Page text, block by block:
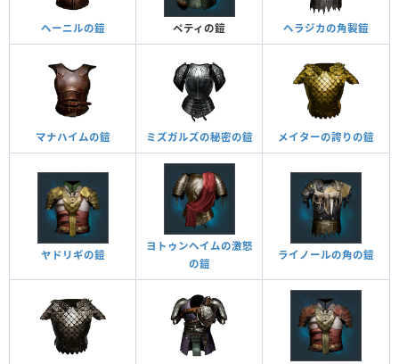
ヘーニルの鎧 ペティの鎧 ヘラジカの角製鎧
マナハイムの鎧 ミズガルズの秘密の鎧 メイターの誇りの鎧
ヤドリギの鎧
ヨトゥンヘイムの激怒
の鎧
ライノールの角の鎧